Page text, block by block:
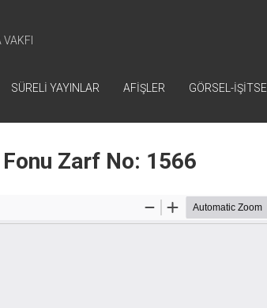
SÜRELİ YAYINLAR AFİŞLER GÖRSEL-İŞİTSEL
Zarf No: 1566